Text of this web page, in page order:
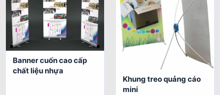
Banner cuốn cao cấp
chất liệu nhựa
Khung treo quảng cáo
mini